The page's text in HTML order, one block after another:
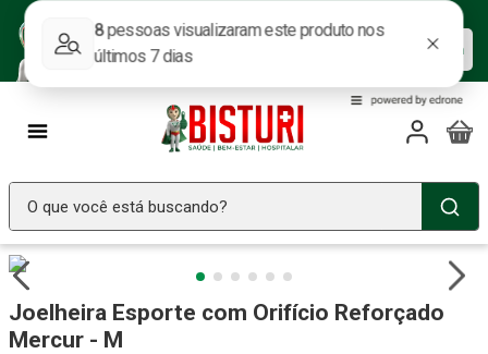
Baixe nosso APP e aproveite as
ofertas.
Baixar agora
O que você está buscando?
Joelheira Esporte com Orifício Reforçado
Mercur - M
2º Fralda Geriatrica